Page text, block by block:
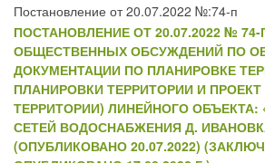
Постановление от 20.07.2022 №:74-п
ПОСТАНОВЛЕНИЕ ОТ 20.07.2022 №
ОБЩЕСТВЕННЫХ ОБСУЖДЕНИЙ ПО
ДОКУМЕНТАЦИИ ПО ПЛАНИРОВКЕ
ПЛАНИРОВКИ ТЕРРИТОРИИ И
ТЕРРИТОРИИ) ЛИНЕЙНОГО ОБЪЕКТА:
СЕТЕЙ ВОДОСНАБЖЕНИЯ Д.
(ОПУБЛИКОВАНО 20.07.2022)